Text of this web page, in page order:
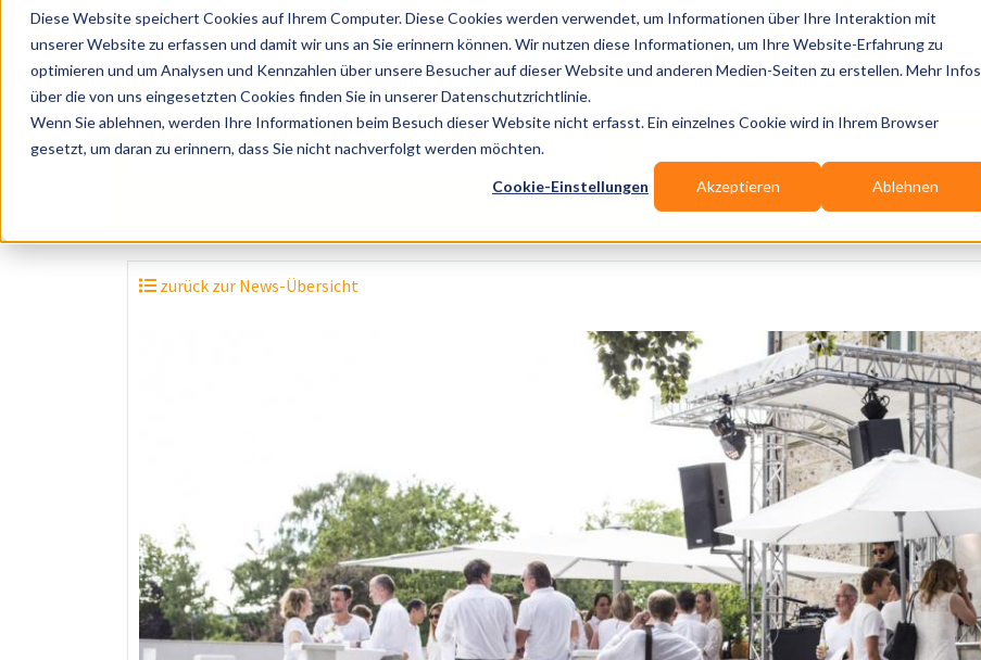
Diese Website speichert Cookies auf Ihrem Computer. Diese Cookies werden verwendet, um Informationen über Ihre Interaktion mit
unserer Website zu erfassen und damit wir uns an Sie erinnern können. Wir nutzen diese Informationen, um Ihre Website-Erfahrung zu
optimieren und um Analysen und Kennzahlen über unsere Besucher auf dieser Website und anderen Medien-Seiten zu erstellen. Mehr Infos
über die von uns eingesetzten Cookies finden Sie in unserer Datenschutzrichtlinie.
Wenn Sie ablehnen, werden Ihre Informationen beim Besuch dieser Website nicht erfasst. Ein einzelnes Cookie wird in Ihrem Browser
gesetzt, um daran zu erinnern, dass Sie nicht nachverfolgt werden möchten.
Cookie-Einstellungen Akzeptieren Ablehnen
zurück zur News-Übersicht
Publikationen Branchen-Infos Services Blog
Künstler, Zelte, Bands, Catering, ...
Wir suchen für Dich